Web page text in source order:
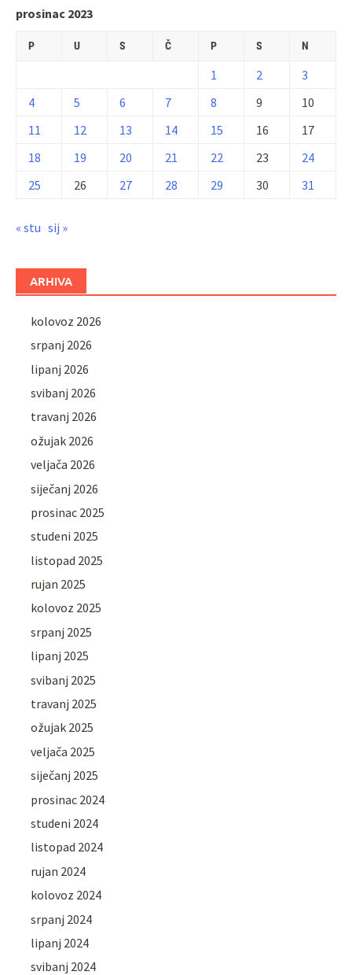
prosinac 2023
P U S Č P S N
1 2
3
4
5 6 7 8 9
10
11
12 13 14 15 16
17
18
19 20 21 22 23
24
25
26 27 28 29 30 31
« stu sij »
ARHIVA
kolovoz 2026
srpanj 2026
lipanj 2026
svibanj 2026
travanj 2026
ožujak 2026
veljača 2026
siječanj 2026
prosinac 2025
studeni 2025
listopad 2025
rujan 2025
kolovoz 2025
srpanj 2025
lipanj 2025
svibanj 2025
travanj 2025
ožujak 2025
veljača 2025
siječanj 2025
prosinac 2024
studeni 2024
listopad 2024
rujan 2024
kolovoz 2024
srpanj 2024
lipanj 2024
svibanj 2024